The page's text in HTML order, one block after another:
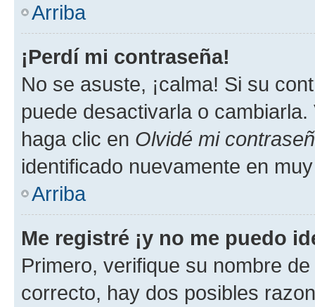
Arriba
¡Perdí mi contraseña!
No se asuste, ¡calma! Si su
puede desactivarla o
haga clic en Olvidé mi
identificado nuevamente en
Arriba
Me registré ¡y no me puedo
Primero, verifique su nombre
correcto, hay dos posibles